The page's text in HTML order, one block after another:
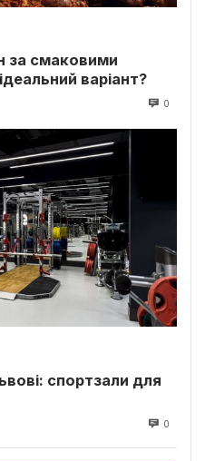
за смаковими
варіант?
0
спортзали для
0